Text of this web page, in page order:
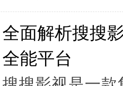
全面解析搜搜
全能平台